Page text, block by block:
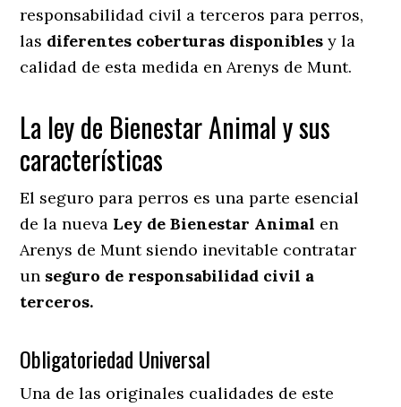
responsabilidad civil a terceros para perros,
las diferentes coberturas disponibles y la
calidad de esta medida en Arenys de Munt.
La ley de Bienestar Animal y sus
características
El seguro para perros es una parte esencial
de la nueva Ley de Bienestar Animal en
Arenys de Munt siendo inevitable contratar
un seguro de responsabilidad civil a
terceros.
Obligatoriedad Universal
Una de las originales cualidades de este